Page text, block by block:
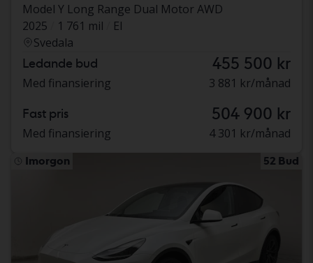
Model Y Long Range Dual Motor AWD
2025
1 761 mil
El
Svedala
Ledande bud 455 500 kr
Med finansiering 3 881 kr/månad
Fast pris 504 900 kr
Med finansiering 4 301 kr/månad
Imorgon 52 Bud